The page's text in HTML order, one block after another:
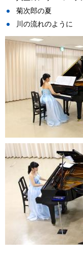
菊次郎の夏
川の流れのように